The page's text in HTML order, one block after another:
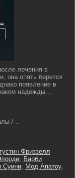
лечения в
она опять берется
появление в
надежды....
/ ..
Фриззелл
, Барби
Суини, Мод Апатоу,